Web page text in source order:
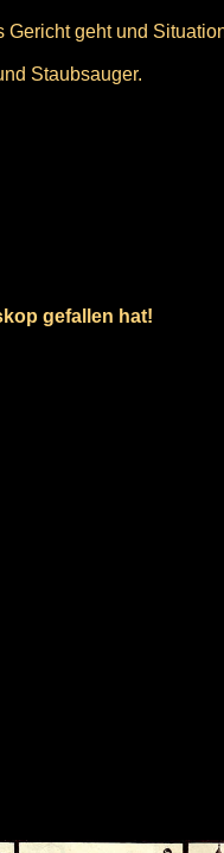
geht und
Staubsauger.
gefallen hat!